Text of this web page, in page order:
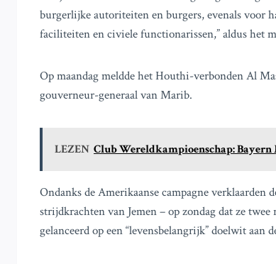
burgerlijke autoriteiten en burgers, evenals voor
faciliteiten en civiele functionarissen,” aldus het
Op maandag meldde het Houthi-verbonden Al
gouverneur-generaal van Marib.
LEZEN Club Wereldkampioenschap: Bayern
Ondanks de Amerikaanse campagne
strijdkrachten van Jemen – op zondag dat ze
gelanceerd op een “levensbelangrijk” doelwit aan